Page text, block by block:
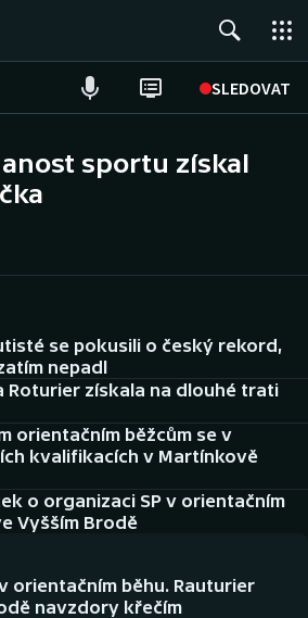
SLEDOVAT
sportu získal
se pokusili o český rekord,
nepadl
Roturier získala na dlouhé trati
orientačním běžcům se v
kvalifikacích v Martínkově
o organizaci SP v orientačním
Vyšším Brodě
orientačním běhu. Rauturier
navzdory křečím